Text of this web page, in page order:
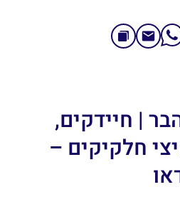
| חיידקים,
חלקיקים –